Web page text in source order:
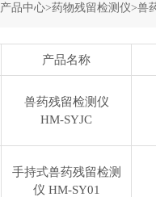
产品中心>药物残留检测仪>兽
产品名称
兽药残留检测仪
HM-SYJC
手持式兽药残留检测
仪 HM-SY01